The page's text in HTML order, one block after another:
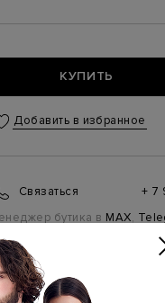
КУПИТЬ
Добавить в избранное
Связаться
+ 7
бутика в MAX,
ОБ